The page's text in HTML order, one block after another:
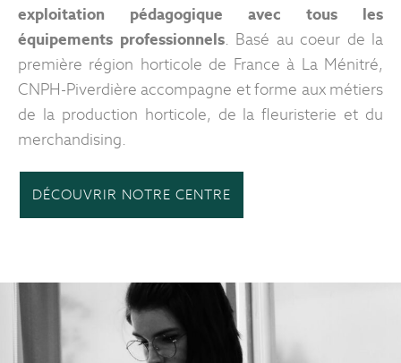
exploitation pédagogique avec tous les
équipements professionnels. Basé au coeur de la
première région horticole de France à La Ménitré,
CNPH-Piverdière accompagne et forme aux métiers
de la production horticole, de la fleuristerie et du
merchandising.
DÉCOUVRIR NOTRE CENTRE